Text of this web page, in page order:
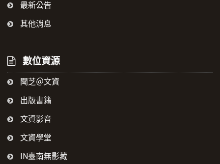
最新公告
其他消息
數位資源
聞芝＠文資
出版書籍
文資影音
文資學堂
IN臺南無影藏